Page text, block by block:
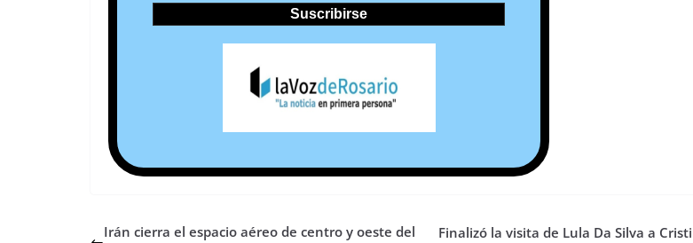
Irán cierra el espacio aéreo de centro y oeste del
Finalizó la visita de Lula Da Silva a